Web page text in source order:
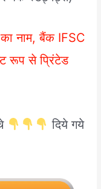
नाम, बैंक IFSC
रूप से प्रिंटेड
दिये गये